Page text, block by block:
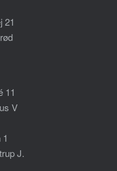
21
11
V
J.